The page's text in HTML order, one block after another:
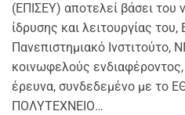
(ΕΠΙΣΕΥ) αποτελεί βάσει του
ίδρυσης και λειτουργίας του,
Πανεπιστημιακό Ινστιτούτο,
κοινωφελούς
έρευνα, συνδεδεμένο με το
ΠΟΛΥΤΕΧΝΕΙΟ…